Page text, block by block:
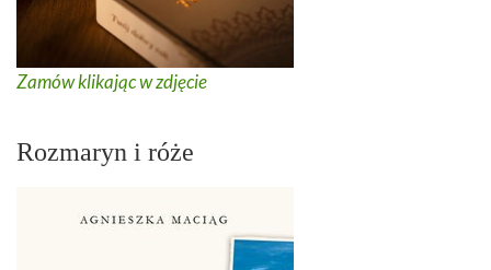
Zamów klikając w zdjęcie
Rozmaryn i róże